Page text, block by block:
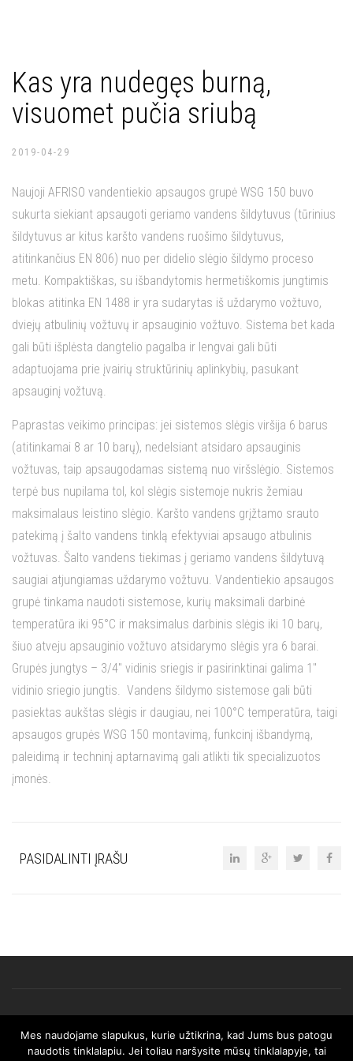
Kas yra nudegęs burną,
visuomet pučia sriubą
2019-04-29
Naujoji AFRISO vandentiekio apsaugos grupė WSG 150 buvo
sukurta siekiant apsaugoti geriamo vandens šildytuvus (tūrinius
šildytuvus ar kitus karšto vandens ruošimo šildytuvus,
atitinkančius EN 806) nuo per didelio slėgio šildymo proceso
metu. Kompaktiškas, su išbandytomis hermetiškomis jungtimis
blokas atitinka EN 1488 ir yra sudarytas iš uždarymo vožtuvo,
dviejų atbulinių vožtuvų ir apsauginio vožtuvo. Sistema bet kada
gali būti išplėsta dangtelio pagalba ir lengvai gali būti
adaptuojama prie įvairių struktūrinių aplinkybių, pasukant
apsauginį vožtuvą.
Paprastas veikimo principas: jei sistemos slėgis viršija 6 barus
(atitinkamai 8 ar 10 barų), nedelsiant atsidaro apsauginis
vožtuvas, taip apsaugodamas sistemą nuo viršslėgio. Sistemos
terpė bus nupilama tol, kol slėgis sistemoje nukris žemiau
maksimalaus leistino slėgio. Karšto vandens grįžtamo srauto
patekimą į šalto vandens tinklą efektyviai apsaugo atbulinis
vožtuvas. Šalto vandens tiekimas į geriamo vandens šildytuvą
saugiai atjungiamas uždarymo vožtuvu. Vandentiekio apsaugos
grupė tinkama naudoti sistemose, kurių maksimali darbinė
temperatūra iki 95°C ir maksimalus darbinis slėgis iki 10 barų,
šiuo atveju apsauginio vožtuvo atsidarymo slėgis yra 6 barai.
Grupės jungtys – 3/4″ vidinis sriegis ir pasirinktinai galima 1″
vidinio sriegio jungtis. Vandens šildymo sistemose gali būti
pasiektas aukštas slėgis ir daugiau, nei 100°C temperatūra, taigi
apsaugos grupės WSG 150 montavimą, funkcinį išbandymą,
paleidimą ir techninį aptarnavimą gali atlikti tik specializuotos
įmonės.
PASIDALINTI ĮRAŠU
© 2025 AFRISO. Visos teisės saugomos.
Mes naudojame slapukus, kurie užtikrina, kad Jums bus patogu
naudotis tinklalapiu. Jei toliau naršysite mūsų tinklalapyje, tai